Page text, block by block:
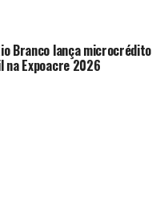
Branco lança microcrédito
na Expoacre 2026